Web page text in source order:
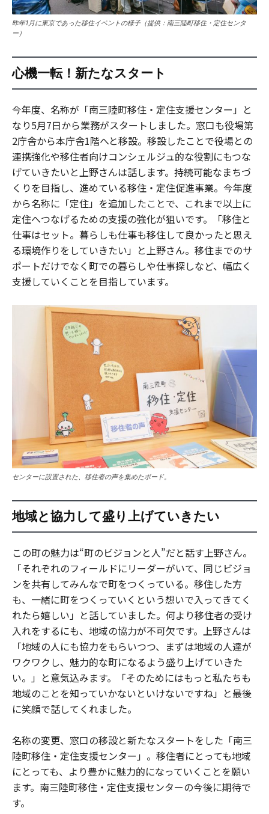
昨年1月に東京であった移住イベントの様子（提供：南三陸町移住・定住センタ
ー）
心機一転！新たなスタート
今年度、名称が「南三陸町移住・定住支援センター」と
なり5月7日から業務がスタートしました。窓口も役場第
2庁舎から本庁舎1階へと移設。移設したことで役場との
連携強化や移住者向けコンシェルジュ的な役割にもつな
げていきたいと上野さんは話します。持続可能なまちづ
くりを目指し、進めている移住・定住促進事業。今年度
から名称に「定住」を追加したことで、これまで以上に
定住へつなげるための支援の強化が狙いです。「移住と
仕事はセット。暮らしも仕事も移住して良かったと思え
る環境作りをしていきたい」と上野さん。移住までのサ
ポートだけでなく町での暮らしや仕事探しなど、幅広く
支援していくことを目指しています。
センターに設置された、移住者の声を集めたボード。
地域と協力して盛り上げていきたい
この町の魅力は“町のビジョンと人”だと話す上野さん。
「それぞれのフィールドにリーダーがいて、同じビジョ
ンを共有してみんなで町をつくっている。移住した方
も、一緒に町をつくっていくという想いで入ってきてく
れたら嬉しい」と話していました。何より移住者の受け
入れをするにも、地域の協力が不可欠です。上野さんは
「地域の人にも協力をもらいつつ、まずは地域の人達が
ワクワクし、魅力的な町になるよう盛り上げていきた
い。」と意気込みます。「そのためにはもっと私たちも
地域のことを知っていかないといけないですね」と最後
に笑顔で話してくれました。
名称の変更、窓口の移設と新たなスタートをした「南三
陸町移住・定住支援センター」。移住者にとっても地域
にとっても、より豊かに魅力的になっていくことを願い
ます。南三陸町移住・定住支援センターの今後に期待で
す。